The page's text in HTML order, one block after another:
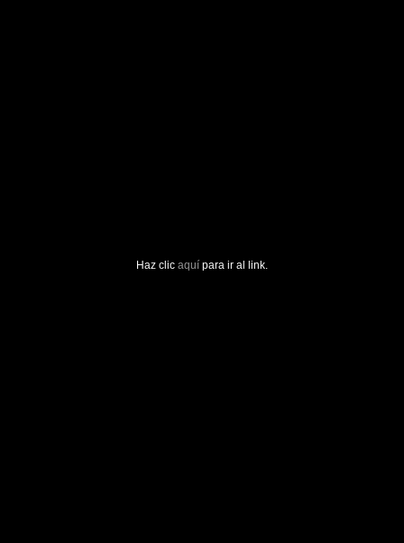
Haz clic aquí para ir al link.